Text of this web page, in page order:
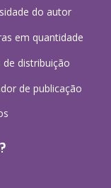
do autor
em quantidade
de distribuição
de publicação